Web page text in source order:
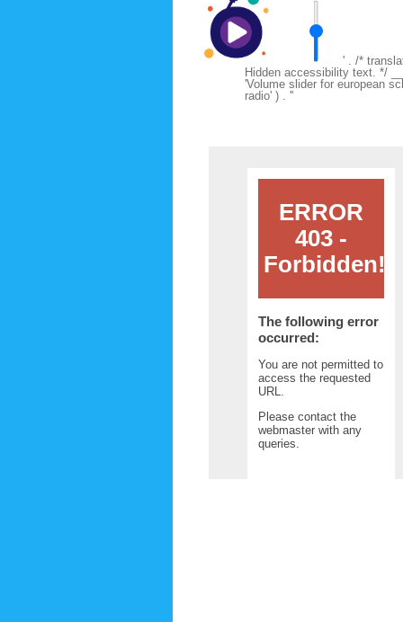
' . /*
Hidden accessibility text. */
'Volume slider for european
radio' ) . ''